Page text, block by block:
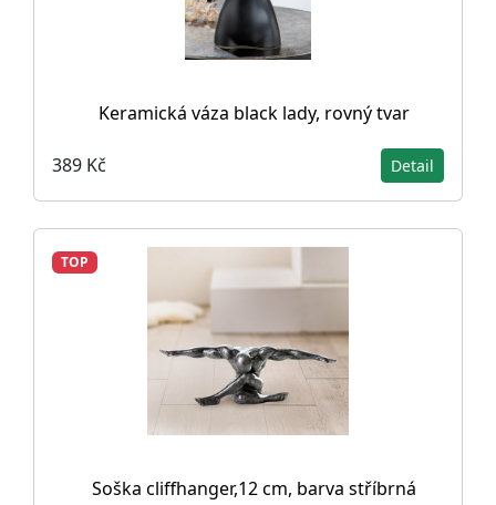
Keramická váza black lady, rovný tvar
389 Kč Detail
TOP
Soška cliffhanger,12 cm, barva stříbrná